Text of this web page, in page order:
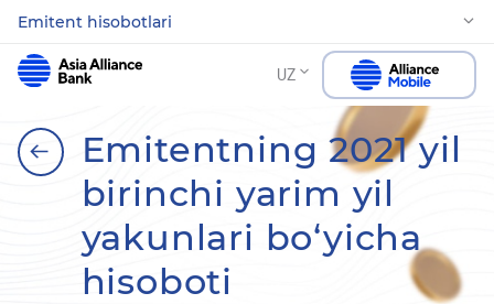
Emitent hisobotlari
UZ
Emitentning 2021 yil
birinchi yarim yil
yakunlari bo‘yicha
hisoboti